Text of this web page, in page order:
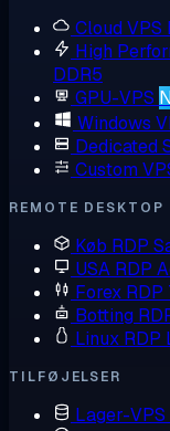
Cloud VPS
High
DDR5
GPU-VPS
Windows
Dedicated
Custom
REMOTE DESKTOP
Køb RDP
USA RDP
Forex RDP
Botting
Linux RDP
TILFØJELSER
Lager-VPS